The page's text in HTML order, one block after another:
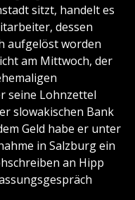
sitzt, handelt es
dessen
aufgelöst worden
am Mittwoch, der
seine Lohnzettel
slowakischen Bank
Geld habe er unter
in Salzburg ein
an Hipp